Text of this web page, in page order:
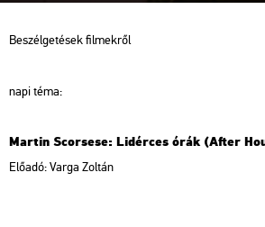
Be­szél­ge­té­sek fil­mek­ről
napi téma:
Mar­tin Scors­ese: Li­dér­ces órák (After
Elő­adó: Varga Zol­tán